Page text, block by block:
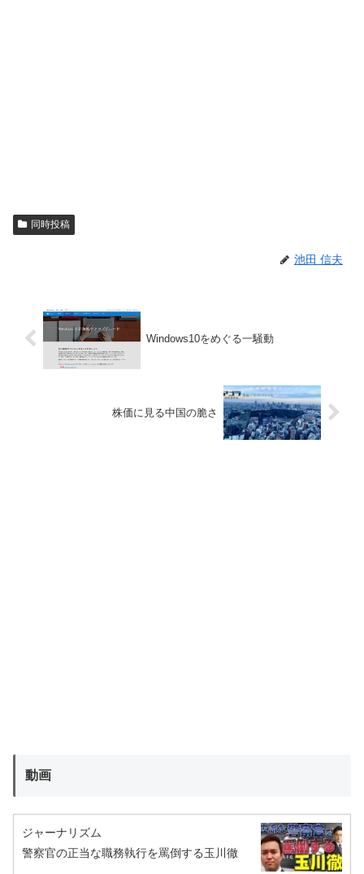
同時投稿
池田 信夫
Windows10をめぐる一騒動
株価に見る中国の脆さ
動画
ジャーナリズム
警察官の正当な職務執行を罵倒する玉川徹